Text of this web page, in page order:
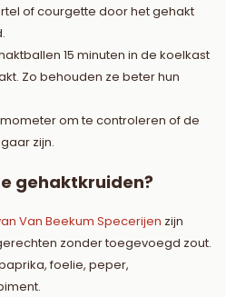
of courgette door het gehakt
15 minuten in de koelkast
Zo behouden ze beter hun
om te controleren of de
zijn.
gehaktkruiden?
Van Beekum Specerijen zijn
zonder toegevoegd zout.
foelie, peper,